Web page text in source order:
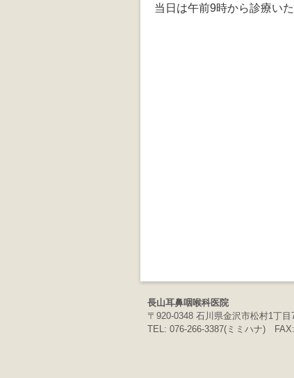
当日は午前9時から診療い
長山耳鼻咽喉科医院
〒 920-0348 石川県金沢市松村1丁目
TEL: 076-266-3387(ミミハナ) FAX: